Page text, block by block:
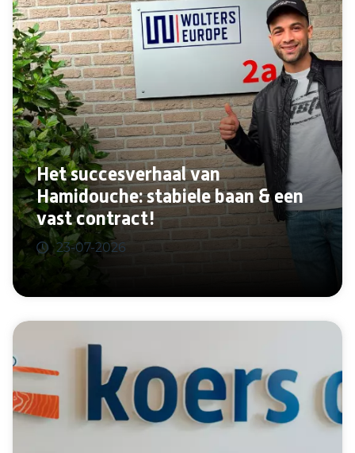
Het succesverhaal van
Hamidouche: stabiele baan & een
vast contract!
23-07-2026